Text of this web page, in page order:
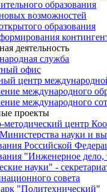
образования
возможностей
образования
деятельность
служба
офис
центр
международного
международного
проекты
методический центр
Министерства науки и
Российской
"Инженерное дело,
науки" -
совета
"Политехнический"